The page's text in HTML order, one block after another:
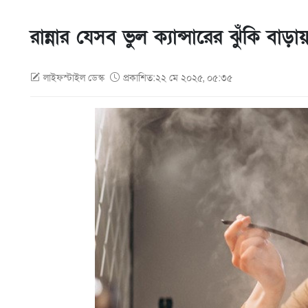
রান্নার যেসব ভুল ক্যান্সারের ঝুঁকি
লাইফস্টাইল ডেস্ক প্রকাশিত:২২ মে ২০২৫, ০৫:৩৫